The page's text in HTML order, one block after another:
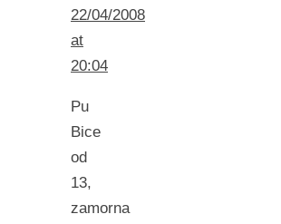
22/04/2008
at
20:04
Pu
Bice
od
13,
zamorna